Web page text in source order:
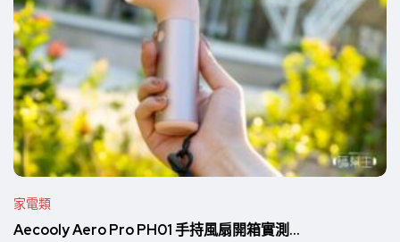
家電類
Aecooly Aero Pro PH01 手持風扇開箱實測...